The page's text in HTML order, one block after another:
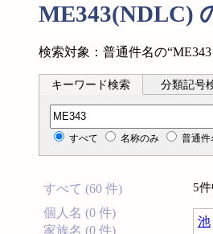
ME343(NDLC)
検索対象：普通件名の“ME343
キーワード検索 分類記号
分類記号検索
すべて 名称のみ 普通件
すべて (60 件)
個人名 (0 件)
家族名 (0 件)
5
池